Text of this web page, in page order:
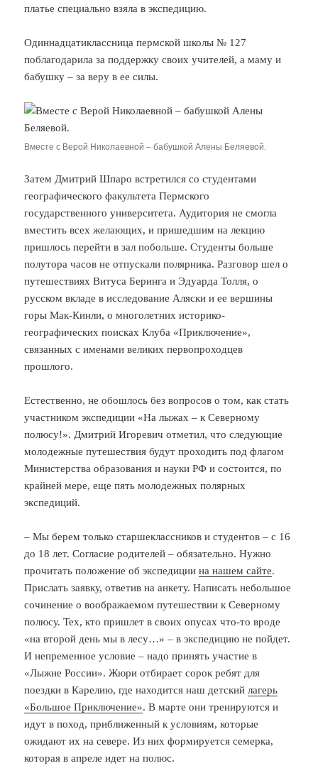
платье специально взяла в экспедицию.
Одиннадцатиклассница пермской школы № 127
поблагодарила за поддержку своих учителей, а маму и
бабушку – за веру в ее силы.
Вместе с Верой Николаевной – бабушкой Алены Беляевой.
Затем Дмитрий Шпаро встретился со студентами
географического факультета Пермского
государственного университета. Аудитория не смогла
вместить всех желающих, и пришедшим на лекцию
пришлось перейти в зал побольше. Студенты больше
полутора часов не отпускали полярника. Разговор шел о
путешествиях Витуса Беринга и Эдуарда Толля, о
русском вкладе в исследование Аляски и ее вершины
горы Мак-Кинли, о многолетних историко-
географических поисках Клуба «Приключение»,
связанных с именами великих первопроходцев
прошлого.
Естественно, не обошлось без вопросов о том, как стать
участником экспедиции «На лыжах – к Северному
полюсу!». Дмитрий Игоревич отметил, что следующие
молодежные путешествия будут проходить под флагом
Министерства образования и науки РФ и состоится, по
крайней мере, еще пять молодежных полярных
экспедиций.
– Мы берем только старшеклассников и студентов – с 16
до 18 лет. Согласие родителей – обязательно. Нужно
прочитать положение об экспедициина нашем сайте.
Прислать заявку, ответив на анкету. Написать небольшое
сочинение о воображаемом путешествии к Северному
полюсу. Тех, кто пришлет в своих опусах что-то вроде
«на второй день мы в лесу…» – в экспедицию не пойдет.
И непременное условие – надо принять участие в
«Лыжне России». Жюри отбирает сорок ребят для
поездки в Карелию, где находится наш детскийлагерь
«Большое Приключение». В марте они тренируются и
идут в поход, приближенный к условиям, которые
ожидают их на севере. Из них формируется семерка,
которая в апреле идет на полюс.